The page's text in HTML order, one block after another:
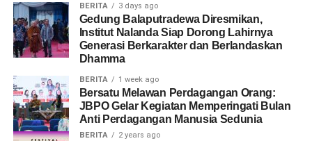
BERITA 3 days ago
Gedung Balaputradewa Diresmikan,
Institut Nalanda Siap Dorong Lahirnya
Generasi Berkarakter dan Berlandaskan
Dhamma
BERITA 1 week ago
Bersatu Melawan Perdagangan Orang:
JBPO Gelar Kegiatan Memperingati Bulan
Anti Perdagangan Manusia Sedunia
BERITA 2 years ago